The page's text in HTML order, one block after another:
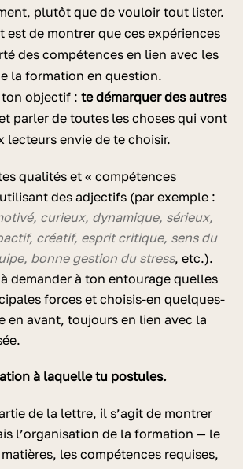
plutôt que de vouloir tout lister.
est de montrer que ces expériences
des compétences en lien avec les
la formation en question.
ton objectif : te démarquer des autres
parler de toutes les choses qui vont
lecteurs envie de te choisir.
qualités et « compétences
des adjectifs (par exemple :
curieux, dynamique, sérieux,
créatif, esprit critique, sens du
bonne gestion du stress, etc.).
à demander à ton entourage quelles
forces et choisis-en quelques-
en avant, toujours en lien avec la
à laquelle tu postules.
de la lettre, il s’agit de montrer
l’organisation de la formation — le
les compétences requises,